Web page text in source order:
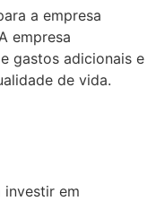
a empresa
empresa
gastos adicionais e
de vida.
investir em